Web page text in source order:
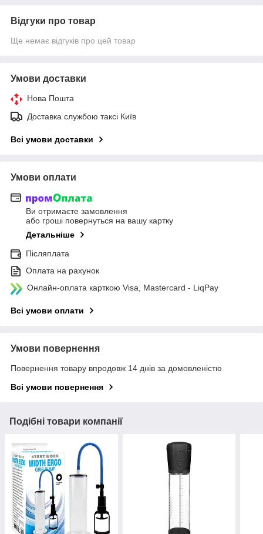
Відгуки про товар
Ще немає відгуків про цей товар
Умови доставки
Нова Пошта
Доставка службою таксі Київ
Всі умови доставки
Умови оплати
Ви отримаєте замовлення
або гроші повернуться на вашу картку
Детальніше
Післяплата
Оплата на рахунок
Онлайн-оплата карткою Visa, Mastercard - LiqPay
Всі умови оплати
Умови повернення
Повернення товару впродовж 14 днів за домовленістю
Всі умови повернення
Подібні товари компанії